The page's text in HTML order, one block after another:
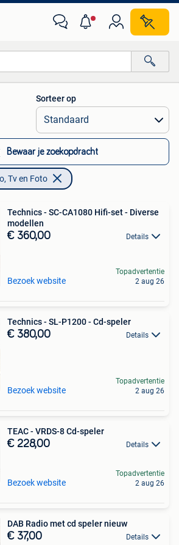
Alle afstanden…
Sorteer op
Bewaar je zoekopdracht
Tv en Foto
Technics - SC-CA1080 Hifi-set - Diverse
modellen
€ 360,00 Details
Bezoek website
Topadvertentie
2 aug 26
Technics - SL-P1200 - Cd-speler
€ 380,00 Details
Bezoek website
Topadvertentie
2 aug 26
TEAC - VRDS-8 Cd-speler
€ 228,00 Details
Bezoek website
Topadvertentie
2 aug 26
DAB Radio met cd speler nieuw
€ 37,00 Details